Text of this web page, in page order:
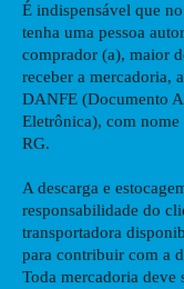
É indispensável que
tenha uma pessoa
comprador (a), maior
receber a mercadoria,
DANFE (Documento
Eletrônica), com
RG.
A descarga e
responsabilidade do
transportadora
para contribuir com a
Toda mercadoria deve